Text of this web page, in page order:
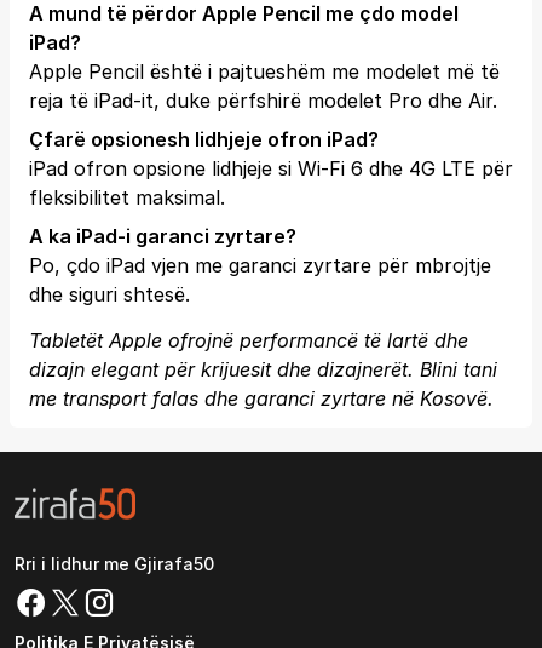
A mund të përdor Apple Pencil me çdo model
iPad?
Apple Pencil është i pajtueshëm me modelet më të
reja të iPad-it, duke përfshirë modelet Pro dhe Air.
Çfarë opsionesh lidhjeje ofron iPad?
iPad ofron opsione lidhjeje si Wi-Fi 6 dhe 4G LTE për
fleksibilitet maksimal.
A ka iPad-i garanci zyrtare?
Po, çdo iPad vjen me garanci zyrtare për mbrojtje
dhe siguri shtesë.
Tabletët Apple ofrojnë performancë të lartë dhe
dizajn elegant për krijuesit dhe dizajnerët. Blini tani
me transport falas dhe garanci zyrtare në Kosovë.
Rri i lidhur me Gjirafa50
Politika E Privatësisë